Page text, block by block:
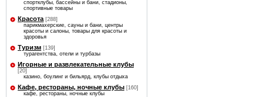
спортклубы, бассейны и бани, стадионы,
спортивные товары
Красота [288]
парикмахерские, сауны и бани, центры
красоты и салоны, товары для красоты и
здоровья
Туризм [139]
турагентства, отели и турбазы
Игорные и развлекательные клубы
[20]
казино, боулинг и бильярд, клубы отдыха
Кафе, рестораны, ночные клубы [160]
кафе, рестораны, ночные клубы